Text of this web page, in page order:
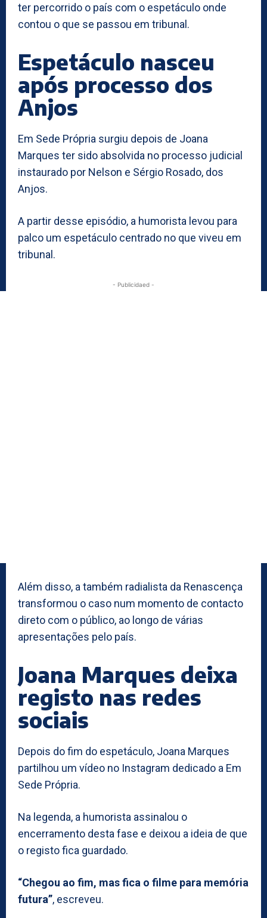
ter percorrido o país com o espetáculo onde
contou o que se passou em tribunal.
Espetáculo nasceu
após processo dos
Anjos
Em Sede Própria surgiu depois de Joana
Marques ter sido absolvida no processo judicial
instaurado por Nelson e Sérgio Rosado, dos
Anjos.
A partir desse episódio, a humorista levou para
palco um espetáculo centrado no que viveu em
tribunal.
- Publicidaed -
Além disso, a também radialista da Renascença
transformou o caso num momento de contacto
direto com o público, ao longo de várias
apresentações pelo país.
Joana Marques deixa
registo nas redes
sociais
Depois do fim do espetáculo, Joana Marques
partilhou um vídeo no Instagram dedicado a Em
Sede Própria.
Na legenda, a humorista assinalou o
encerramento desta fase e deixou a ideia de que
o registo fica guardado.
“Chegou ao fim, mas fica o filme para memória
futura”, escreveu.